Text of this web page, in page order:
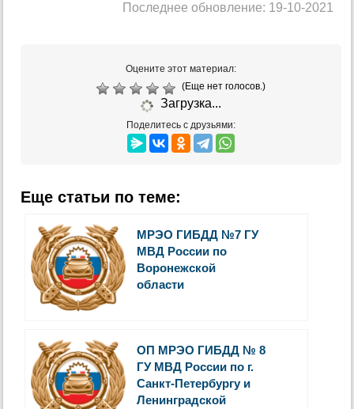
Последнее обновление: 19-10-2021
Оцените этот материал:
(Еще нет голосов.)
Загрузка...
Поделитесь с друзьями:
Еще статьи по теме:
МРЭО ГИБДД №7 ГУ
МВД России по
Воронежской
области
ОП МРЭО ГИБДД № 8
ГУ МВД России по г.
Санкт-Петербургу и
Ленинградской